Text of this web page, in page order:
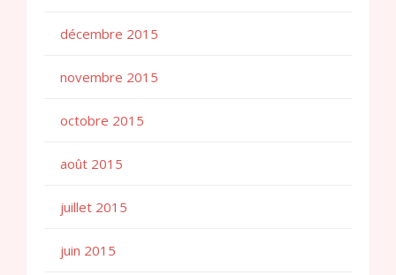
décembre 2015
novembre 2015
octobre 2015
août 2015
juillet 2015
juin 2015